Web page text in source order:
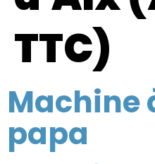
TTC)
Machine
papa